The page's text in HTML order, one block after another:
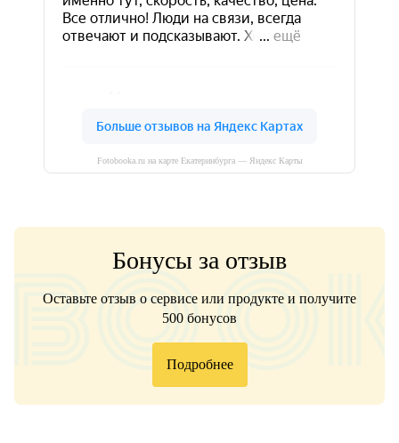
Fotobooka.ru на карте Екатеринбурга — Яндекс Карты
Бонусы за отзыв
Оставьте отзыв о сервисе или продукте и получите
500 бонусов
Подробнее